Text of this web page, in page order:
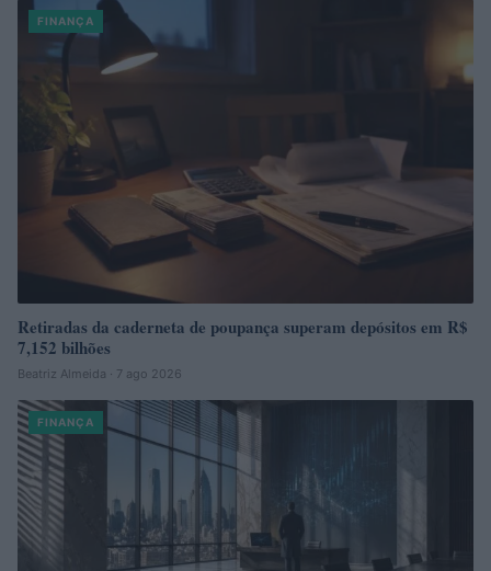
FINANÇA
Retiradas da caderneta de poupança superam depósitos em R$
7,152 bilhões
Beatriz Almeida · 7 ago 2026
FINANÇA